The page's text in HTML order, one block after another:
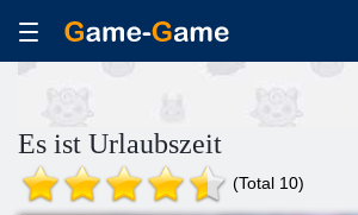
Es ist Urlaubszeit
(Total 10)